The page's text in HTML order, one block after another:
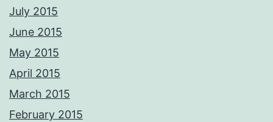
July 2015
June 2015
May 2015
April 2015
March 2015
February 2015